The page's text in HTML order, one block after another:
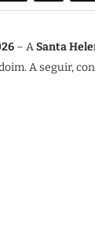
– ASanta
A seguir,